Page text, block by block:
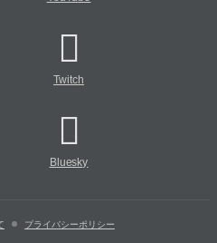
Twitch
Bluesky
プライバシーポリシー